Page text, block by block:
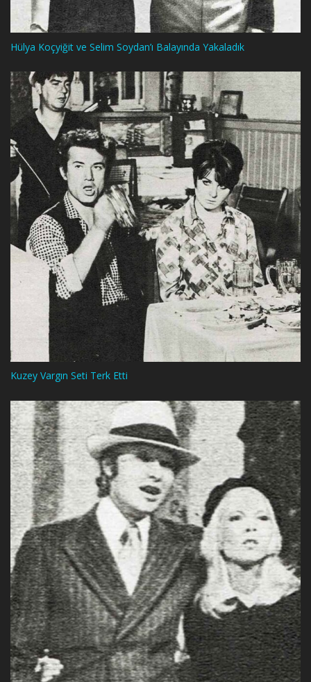
Hülya Koçyiğit ve Selim Soydan’ı Balayında Yakaladık
Kuzey Vargın Seti Terk Etti